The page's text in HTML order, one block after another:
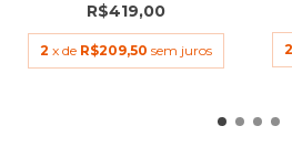
R$419,00
2 x de R$209,50 sem juros 2